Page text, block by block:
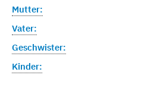
Mutter:
Vater:
Geschwister:
Kinder: